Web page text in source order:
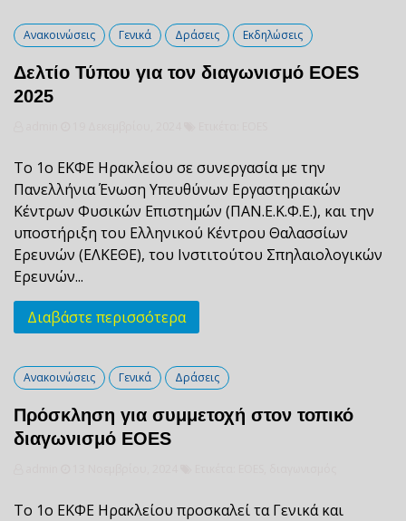
Ανακοινώσεις Γενικά Δράσεις Εκδηλώσεις
Δελτίο Τύπου για τον διαγωνισμό EOES
2025
Το 1ο ΕΚΦΕ Ηρακλείου σε συνεργασία με την
Πανελλήνια Ένωση Υπευθύνων Εργαστηριακών
Κέντρων Φυσικών Επιστημών (ΠΑΝ.Ε.Κ.Φ.Ε.), και την
υποστήριξη του Ελληνικού Κέντρου Θαλασσίων
Ερευνών (ΕΛΚΕΘΕ), του Ινστιτούτου Σπηλαιολογικών
Ερευνών...
Διαβάστε περισσότερα
Ανακοινώσεις Γενικά Δράσεις
Πρόσκληση για συμμετοχή στον τοπικό
διαγωνισμό EOES
Το 1ο ΕΚΦΕ Ηρακλείου προσκαλεί τα Γενικά και